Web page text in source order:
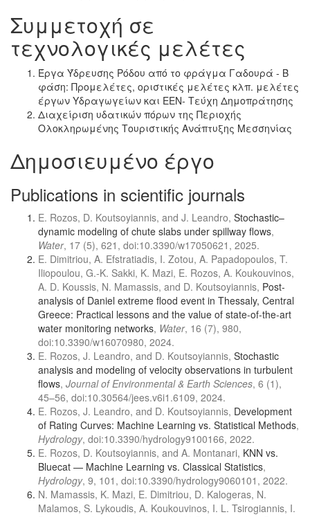
Συμμετοχή σε
τεχνολογικές μελέτες
Έργα Ύδρευσης Ρόδου από το φράγμα Γαδουρά - Β
φάση: Προμελέτες, οριστικές μελέτες κλπ. μελέτες
έργων Υδραγωγείων και ΕΕΝ- Τεύχη Δημοπράτησης
Διαχείριση υδατικών πόρων της Περιοχής
Ολοκληρωμένης Τουριστικής Ανάπτυξης Μεσσηνίας
Δημοσιευμένο έργο
Publications in scientific journals
E. Rozos, D. Koutsoyiannis, and J. Leandro, Stochastic–
dynamic modeling of chute slabs under spillway flows,
Water, 17 (5), 621, doi:10.3390/w17050621, 2025.
E. Dimitriou, A. Efstratiadis, I. Zotou, A. Papadopoulos, T.
Iliopoulou, G.-K. Sakki, K. Mazi, E. Rozos, A. Koukouvinos,
A. D. Koussis, N. Mamassis, and D. Koutsoyiannis, Post-
analysis of Daniel extreme flood event in Thessaly, Central
Greece: Practical lessons and the value of state-of-the-art
water monitoring networks, Water, 16 (7), 980,
doi:10.3390/w16070980, 2024.
E. Rozos, J. Leandro, and D. Koutsoyiannis, Stochastic
analysis and modeling of velocity observations in turbulent
flows, Journal of Environmental & Earth Sciences, 6 (1),
45–56, doi:10.30564/jees.v6i1.6109, 2024.
E. Rozos, J. Leandro, and D. Koutsoyiannis, Development
of Rating Curves: Machine Learning vs. Statistical Methods,
Hydrology, doi:10.3390/hydrology9100166, 2022.
E. Rozos, D. Koutsoyiannis, and A. Montanari, KNN vs.
Bluecat — Machine Learning vs. Classical Statistics,
Hydrology, 9, 101, doi:10.3390/hydrology9060101, 2022.
N. Mamassis, K. Mazi, E. Dimitriou, D. Kalogeras, N.
Malamos, S. Lykoudis, A. Koukouvinos, I. L. Tsirogiannis, I.